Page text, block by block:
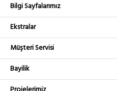
Bilgi Sayfalarımız
Ekstralar
Müşteri Servisi
Bayilik